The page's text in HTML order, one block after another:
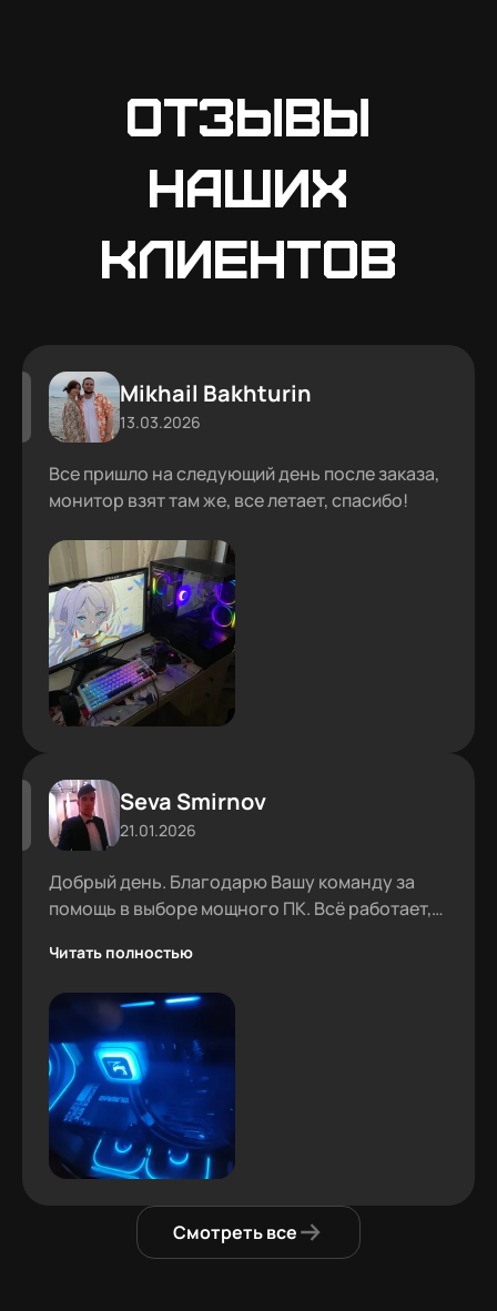
Отзывы
наших
клиентов
Mikhail Bakhturin
13.03.2026
Все пришло на следующий день после заказа,
монитор взят там же, все летает, спасибо!
Seva Smirnov
21.01.2026
Добрый день. Благодарю Вашу команду за
помощь в выборе мощного ПК. Всё работает,
Читать полностью
Смотреть все